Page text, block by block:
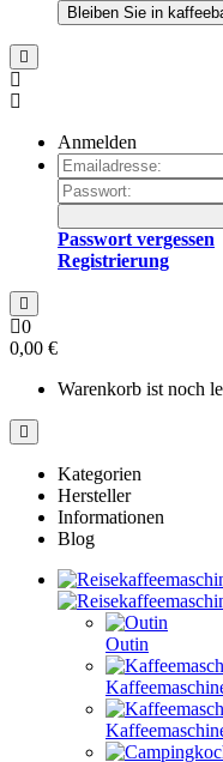
Bleiben Sie in
Anmelden
Passwort vergessen
Registrierung
0
0,00 €
Warenkorb ist noch
Kategorien
Hersteller
Informationen
Blog
Outin